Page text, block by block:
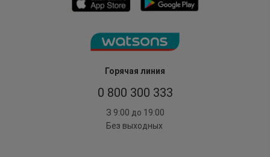
Горячая линия
0 800 300 333
З 9:00 до 19:00
Без выходных